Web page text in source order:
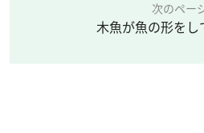
次のペー
木魚が魚の形をし